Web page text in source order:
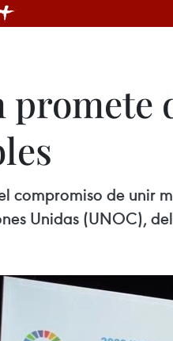
promete
compromiso de unir
Unidas (UNOC),